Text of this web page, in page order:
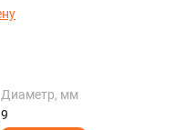
Диаметр, мм
9